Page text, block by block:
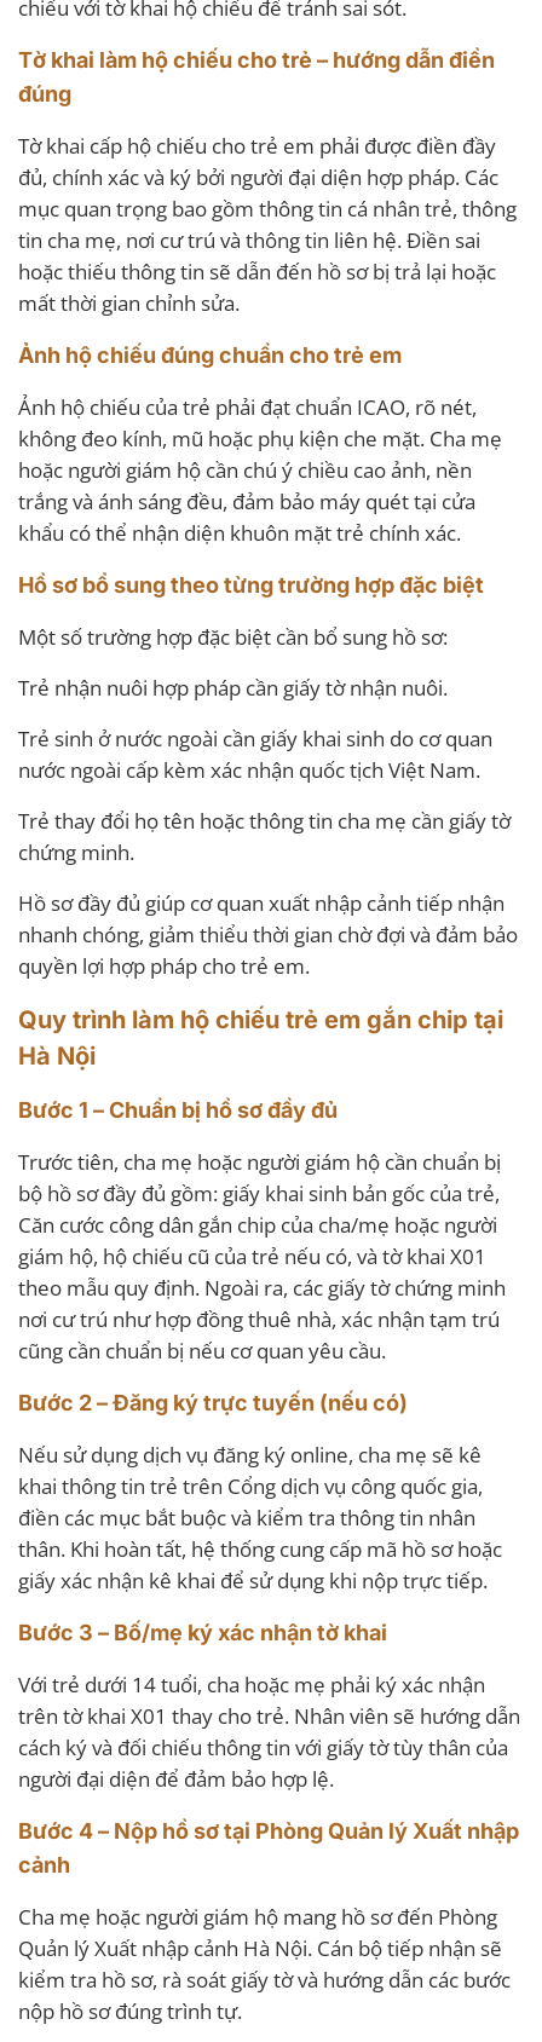
chiếu với tờ khai hộ chiếu để tránh sai sót.
Tờ khai làm hộ chiếu cho trẻ – hướng dẫn điền
đúng
Tờ khai cấp hộ chiếu cho trẻ em phải được điền đầy
đủ, chính xác và ký bởi người đại diện hợp pháp. Các
mục quan trọng bao gồm thông tin cá nhân trẻ, thông
tin cha mẹ, nơi cư trú và thông tin liên hệ. Điền sai
hoặc thiếu thông tin sẽ dẫn đến hồ sơ bị trả lại hoặc
mất thời gian chỉnh sửa.
Ảnh hộ chiếu đúng chuẩn cho trẻ em
Ảnh hộ chiếu của trẻ phải đạt chuẩn ICAO, rõ nét,
không đeo kính, mũ hoặc phụ kiện che mặt. Cha mẹ
hoặc người giám hộ cần chú ý chiều cao ảnh, nền
trắng và ánh sáng đều, đảm bảo máy quét tại cửa
khẩu có thể nhận diện khuôn mặt trẻ chính xác.
Hồ sơ bổ sung theo từng trường hợp đặc biệt
Một số trường hợp đặc biệt cần bổ sung hồ sơ:
Trẻ nhận nuôi hợp pháp cần giấy tờ nhận nuôi.
Trẻ sinh ở nước ngoài cần giấy khai sinh do cơ quan
nước ngoài cấp kèm xác nhận quốc tịch Việt Nam.
Trẻ thay đổi họ tên hoặc thông tin cha mẹ cần giấy tờ
chứng minh.
Hồ sơ đầy đủ giúp cơ quan xuất nhập cảnh tiếp nhận
nhanh chóng, giảm thiểu thời gian chờ đợi và đảm bảo
quyền lợi hợp pháp cho trẻ em.
Quy trình làm hộ chiếu trẻ em gắn chip tại
Hà Nội
Bước 1 – Chuẩn bị hồ sơ đầy đủ
Trước tiên, cha mẹ hoặc người giám hộ cần chuẩn bị
bộ hồ sơ đầy đủ gồm: giấy khai sinh bản gốc của trẻ,
Căn cước công dân gắn chip của cha/mẹ hoặc người
giám hộ, hộ chiếu cũ của trẻ nếu có, và tờ khai X01
theo mẫu quy định. Ngoài ra, các giấy tờ chứng minh
nơi cư trú như hợp đồng thuê nhà, xác nhận tạm trú
cũng cần chuẩn bị nếu cơ quan yêu cầu.
Bước 2 – Đăng ký trực tuyến (nếu có)
Nếu sử dụng dịch vụ đăng ký online, cha mẹ sẽ kê
khai thông tin trẻ trên Cổng dịch vụ công quốc gia,
điền các mục bắt buộc và kiểm tra thông tin nhân
thân. Khi hoàn tất, hệ thống cung cấp mã hồ sơ hoặc
giấy xác nhận kê khai để sử dụng khi nộp trực tiếp.
Bước 3 – Bố/mẹ ký xác nhận tờ khai
Với trẻ dưới 14 tuổi, cha hoặc mẹ phải ký xác nhận
trên tờ khai X01 thay cho trẻ. Nhân viên sẽ hướng dẫn
cách ký và đối chiếu thông tin với giấy tờ tùy thân của
người đại diện để đảm bảo hợp lệ.
Bước 4 – Nộp hồ sơ tại Phòng Quản lý Xuất nhập
cảnh
Cha mẹ hoặc người giám hộ mang hồ sơ đến Phòng
Quản lý Xuất nhập cảnh Hà Nội. Cán bộ tiếp nhận sẽ
kiểm tra hồ sơ, rà soát giấy tờ và hướng dẫn các bước
nộp hồ sơ đúng trình tự.